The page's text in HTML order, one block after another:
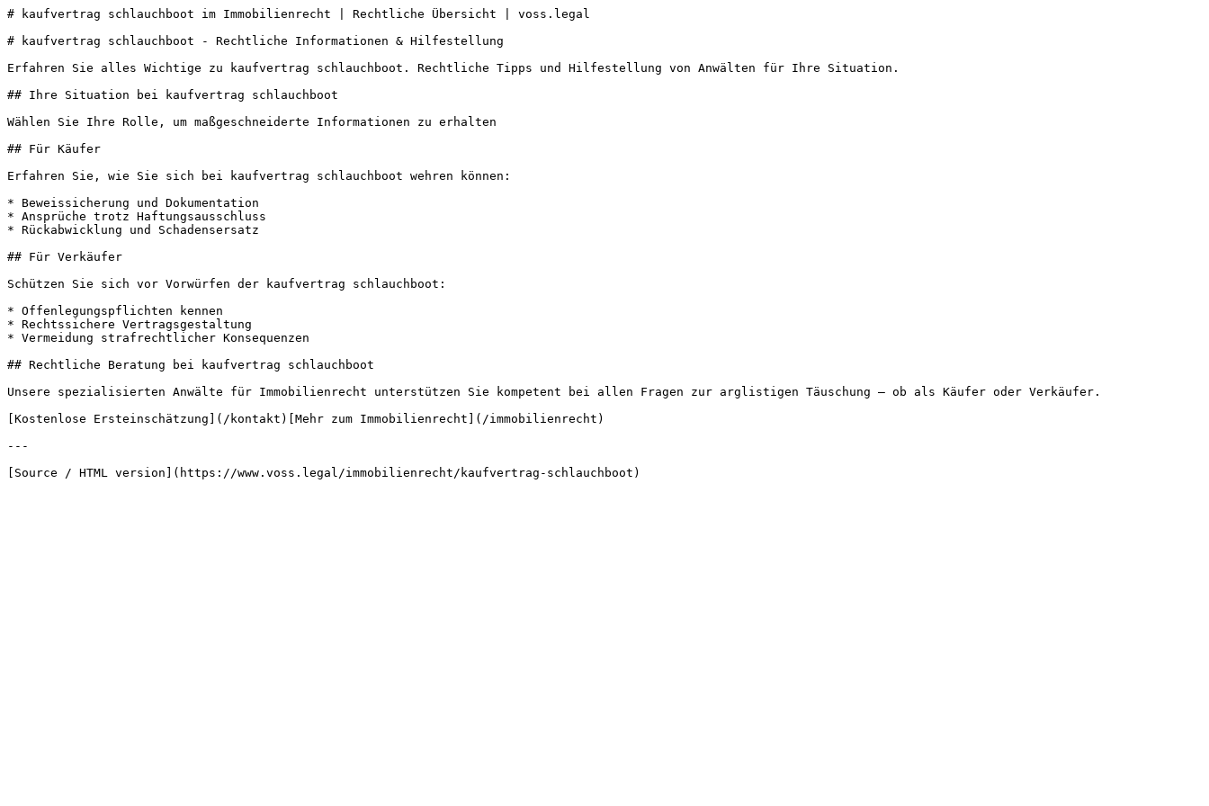
# kaufvertrag schlauchboot im Immobilienrecht | Rechtliche Übersicht | voss.legal
# kaufvertrag schlauchboot - Rechtliche Informationen & Hilfestellung
Erfahren Sie alles Wichtige zu kaufvertrag schlauchboot. Rechtliche Tipps und Hilfestellung von Anwälten für Ihre Situation.
## Ihre Situation bei kaufvertrag schlauchboot
Wählen Sie Ihre Rolle, um maßgeschneiderte Informationen zu erhalten
## Für Käufer
Erfahren Sie, wie Sie sich bei kaufvertrag schlauchboot wehren können:
* Beweissicherung und Dokumentation
* Ansprüche trotz Haftungsausschluss
* Rückabwicklung und Schadensersatz
## Für Verkäufer
Schützen Sie sich vor Vorwürfen der kaufvertrag schlauchboot:
* Offenlegungspflichten kennen
* Rechtssichere Vertragsgestaltung
* Vermeidung strafrechtlicher Konsequenzen
## Rechtliche Beratung bei kaufvertrag schlauchboot
Unsere spezialisierten Anwälte für Immobilienrecht unterstützen Sie kompetent bei allen Fragen zur arglistigen Täuschung – ob als Käufer oder Verkäufer.
[Kostenlose Ersteinschätzung](/kontakt)[Mehr zum Immobilienrecht](/immobilienrecht)
---